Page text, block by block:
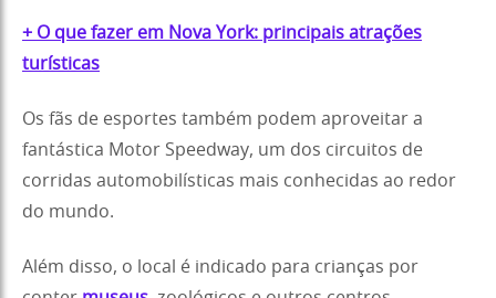
+ O que fazer em Nova York: principais atrações
turísticas
Os fãs de esportes também podem aproveitar a
fantástica Motor Speedway, um dos circuitos de
corridas automobilísticas mais conhecidas ao redor
do mundo.
Além disso, o local é indicado para crianças por